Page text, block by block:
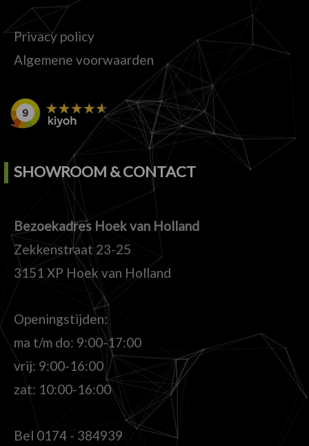
Privacy policy
Algemene voorwaarden
SHOWROOM & CONTACT
Bezoekadres Hoek van Holland
Zekkenstraat 23-25
3151 XP Hoek van Holland
Openingstijden:
ma t/m do: 9:00-17:00
vrij: 9:00-16:00
zat: 10:00-16:00
Bel 0174 - 384939